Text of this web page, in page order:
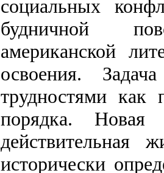
социальных
будничной
американской
освоения.
трудностями как
порядка. Новая
действительная
исторически